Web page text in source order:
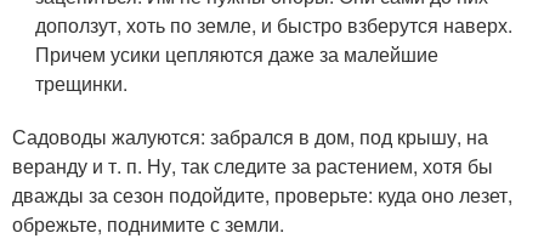
доползут, хоть по земле, и быстро взберутся наверх.
Причем усики цепляются даже за малейшие
трещинки.
Садоводы жалуются: забрался в дом, под крышу, на
веранду и т. п. Ну, так следите за растением, хотя бы
дважды за сезон подойдите, проверьте: куда оно лезет,
обрежьте, поднимите с земли.